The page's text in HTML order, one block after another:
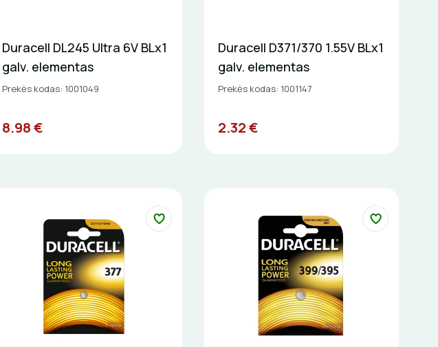
Duracell DL245 Ultra 6V BLx1
galv. elementas
Prekės kodas: 1001049
8.98 €
Duracell D371/370 1.55V BLx1
galv. elementas
Prekės kodas: 1001147
2.32 €